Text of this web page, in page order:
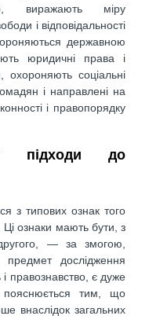
виражають міру
і відповідальності
державною
юридичні права і
охороняють соціальні
і направлені на
і правопорядку
підходи до
з типових ознак того
ознаки мають бути, з
— за змогою,
предмет дослідження
правознавство, є дуже
пояснюється тим, що
внаслідок загальних